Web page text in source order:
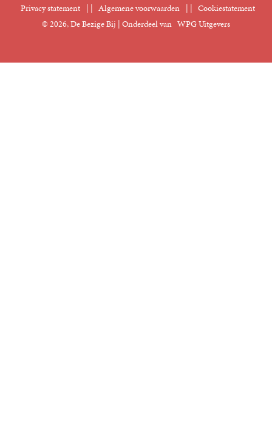
Manuscripten
Klantenservice
Privacy statement | Algemene voorwaarden | Cookiestatement
© 2026, De Bezige Bij | Onderdeel van WPG Uitgevers